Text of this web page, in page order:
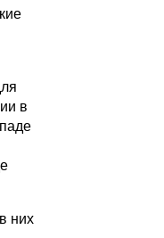
в
них